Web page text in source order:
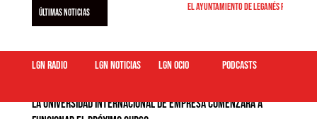
ÚLTIMAS NOTICIAS El Ayuntamiento de Leganés pone en
LGN Radio LGN Noticias LGN ocio podcasts
La Universidad Internacional de Empresa comenzará a